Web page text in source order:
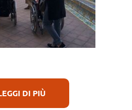
DI PIÙ